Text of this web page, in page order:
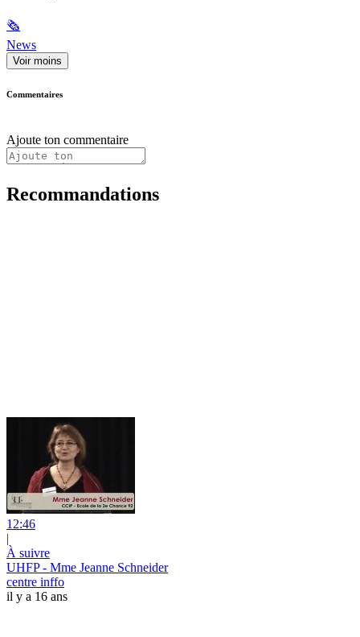
🗞
News
Voir moins
Commentaires
Ajoute ton commentaire
Recommandations
12:46
|
À suivre
UHFP - Mme Jeanne Schneider
centre inffo
il y a 16 ans